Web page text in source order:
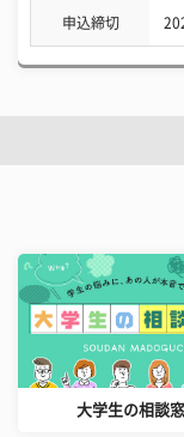
申込締切
大学生の相談